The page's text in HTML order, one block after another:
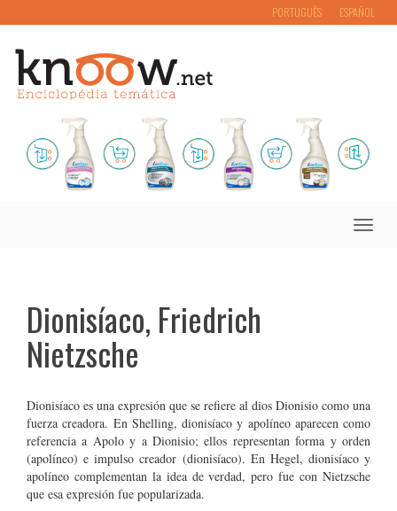
PORTUGUÊS ESPAÑOL
Toggle
Dionisíaco, Friedrich
Nietzsche
Dionisíaco es una expresión que se refiere al dios Dionisio como una
fuerza creadora. En Shelling, dionisíaco y apolíneo aparecen como
referencia a Apolo y a Dionisio; ellos representan forma y orden
(apolíneo) e impulso creador (dionisíaco). En Hegel, dionisíaco y
apolíneo complementan la idea de verdad, pero fue con Nietzsche
que esa expresión fue popularizada.